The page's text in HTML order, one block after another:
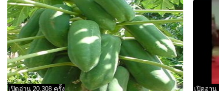
เปิดอ่าน 20,308 ครั้ง เปิดอ่าน